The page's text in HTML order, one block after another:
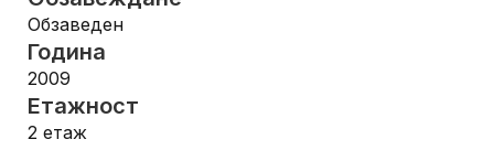
Обзаведен
Година
2009
Етажност
2 етаж